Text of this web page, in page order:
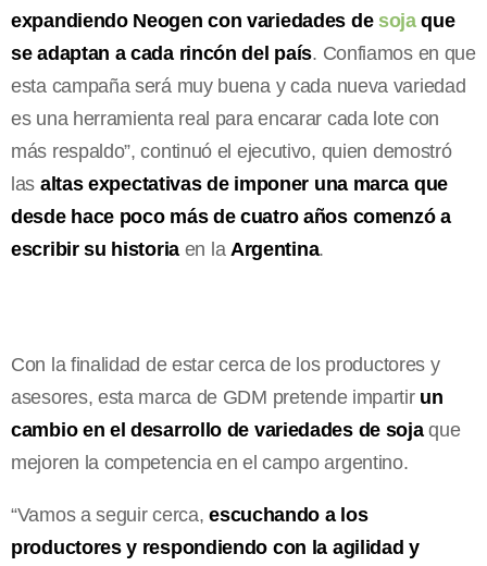
expandiendo Neogen con variedades de sojaque
se adaptan a cada rincón del país. Confiamos en que
esta campaña será muy buena y cada nueva variedad
es una herramienta real para encarar cada lote con
más respaldo”, continuó el ejecutivo, quien demostró
las altas expectativas de imponer una marca que
desde hace poco más de cuatro años comenzó a
escribir su historia en la Argentina.
Con la finalidad de estar cerca de los productores y
asesores, esta marca de GDM pretende impartir un
cambio en el desarrollo de variedades de sojaque
mejoren la competencia en el campo argentino.
“Vamos a seguir cerca,escuchando a los
productores y respondiendo con la agilidad y